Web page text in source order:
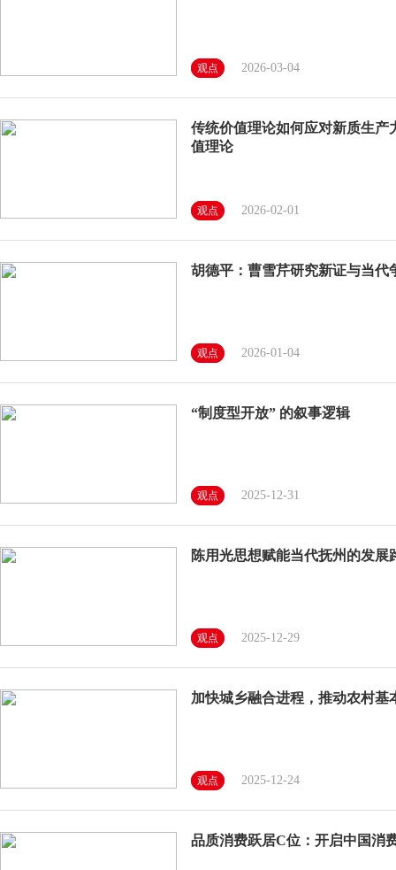
观点 2026-03-04
传统价值理论如何应对新质生
值理论
观点 2026-02-01
胡德平：曹雪芹研究新证与当代
观点 2026-01-04
“制度型开放” 的叙事逻辑
观点 2025-12-31
陈用光思想赋能当代抚州的发展
观点 2025-12-29
加快城乡融合进程，推动农村基
观点 2025-12-24
品质消费跃居C位：开启中国消